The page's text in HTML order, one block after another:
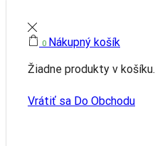
0 Nákupný košík
Žiadne produkty v košíku.
Vrátiť sa Do Obchodu